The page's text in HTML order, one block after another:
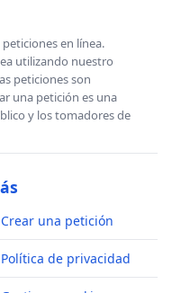
en línea.
utilizando nuestro
peticiones son
una petición es una
y los tomadores de
Crear una petición
Política de privacidad